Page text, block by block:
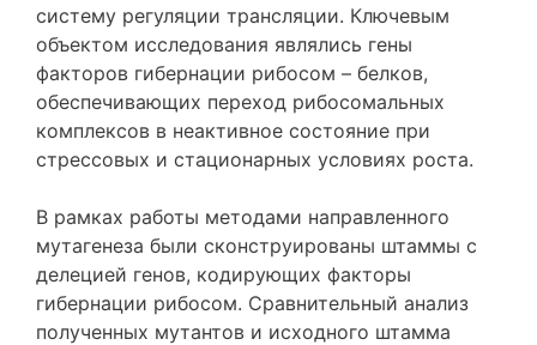
систему регуляции трансляции. Ключевым
объектом исследования являлись гены
факторов гибернации рибосом – белков,
обеспечивающих переход рибосомальных
комплексов в неактивное состояние при
стрессовых и стационарных условиях роста.
В рамках работы методами направленного
мутагенеза были сконструированы штаммы с
делецией генов, кодирующих факторы
гибернации рибосом. Сравнительный анализ
полученных мутантов и исходного штамма